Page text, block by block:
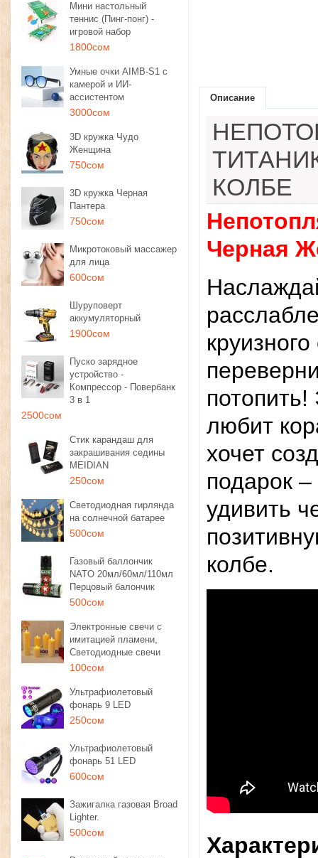
Мини настольный
теннис (Пинг-понг) -
игровой набор
1800сом
Умные очки AIMB-S1 с
камерой и ИИ-
ассистентом
3000сом
3D кружка Чудо
Женщина
750сом
3D кружка Черная
Пантера
750сом
Микротоковый массажер
для лица
600сом
Шуруповерт
аккумуляторный
1900сом
Пуско зарядное
устройство -
Компрессор - Повербанк
3 в 1
2500сом
Стик карандаш для
закрашивания седины
MEIDIAN
250сом
Светодиодная гирлянда
на солнечной батарее
500сом
Газовый баллончик
NATO 20мл/60мл/110мл
Перцовый балончик
500сом
Электронные свечи с
имитацией пламени,
Светодиодные свечи
100сом
Ультрафиолетовый
фонарь 9 LED
250сом
Ультрафиолетовый
фонарь 51 LED
600сом
Зажигалка газовая Broad
Lighter.
500сом
Описание
КОЛБЕ
Черная
любит
хочет
подарок –
удивить
колбе.